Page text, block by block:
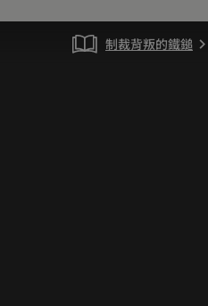
制裁背叛的鐵鎚 chevron_right